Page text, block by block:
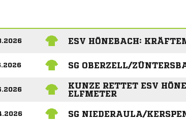
ESV HÖNEBACH:
SG OBERZELL/
KUNZE RETTET ESV
ELFMETER
SG NIEDERAULA/